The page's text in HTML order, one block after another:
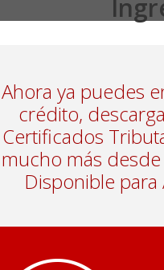
Ahora ya puedes
crédito,
Certificados
mucho más
Disponible para